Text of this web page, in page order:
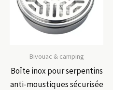
Bivouac & camping
Boîte inox pour serpentins
anti-moustiques sécurisée